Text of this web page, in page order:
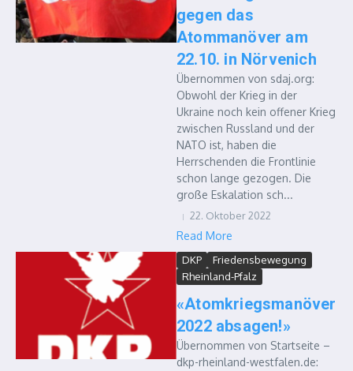
gegen das
Atommanöver am
22.10. in Nörvenich
Übernommen von sdaj.org:
Obwohl der Krieg in der
Ukraine noch kein offener Krieg
zwischen Russland und der
NATO ist, haben die
Herrschenden die Frontlinie
schon lange gezogen. Die
große Eskalation sch...
22. Oktober 2022
Read More
DKP
Friedensbewegung
Rheinland-Pfalz
«Atomkriegsmanöver
2022 absagen!»
Übernommen von Startseite –
dkp-rheinland-westfalen.de: